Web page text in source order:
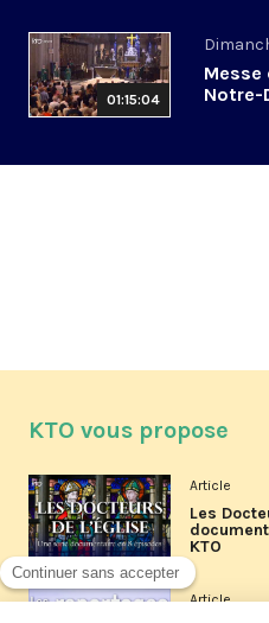
01:15:04
Messe
Notre-
KTO vous propose
Article
Les
KTO
Article